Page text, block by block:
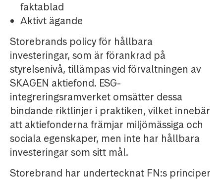
faktablad
Aktivt ägande
Storebrands policy för hållbara
investeringar, som är förankrad på
styrelsenivå, tillämpas vid förvaltningen av
SKAGEN aktiefond. ESG-
integreringsramverket omsätter dessa
bindande riktlinjer i praktiken, vilket innebär
att aktiefonderna främjar miljömässiga och
sociala egenskaper, men inte har hållbara
investeringar som sitt mål.
Storebrand har undertecknat FN:s principer